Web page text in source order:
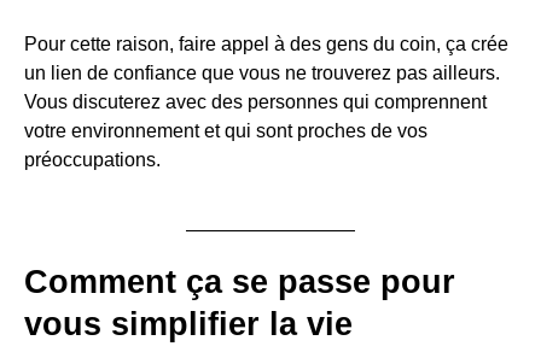
Pour cette raison, faire appel à des gens du coin, ça crée
un lien de confiance que vous ne trouverez pas ailleurs.
Vous discuterez avec des personnes qui comprennent
votre environnement et qui sont proches de vos
préoccupations.
Comment ça se passe pour
vous simplifier la vie